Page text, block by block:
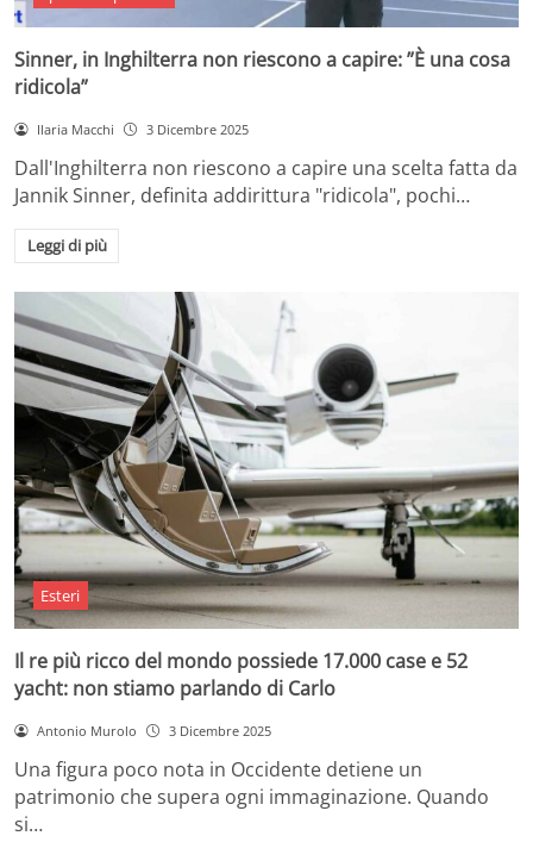
Sinner, in Inghilterra non riescono a capire: ”È una cosa
ridicola”
Ilaria Macchi 3 Dicembre 2025
Dall'Inghilterra non riescono a capire una scelta fatta da
Jannik Sinner, definita addirittura "ridicola", pochi…
Leggi di più
Esteri
Il re più ricco del mondo possiede 17.000 case e 52
yacht: non stiamo parlando di Carlo
Antonio Murolo 3 Dicembre 2025
Una figura poco nota in Occidente detiene un
patrimonio che supera ogni immaginazione. Quando
si…